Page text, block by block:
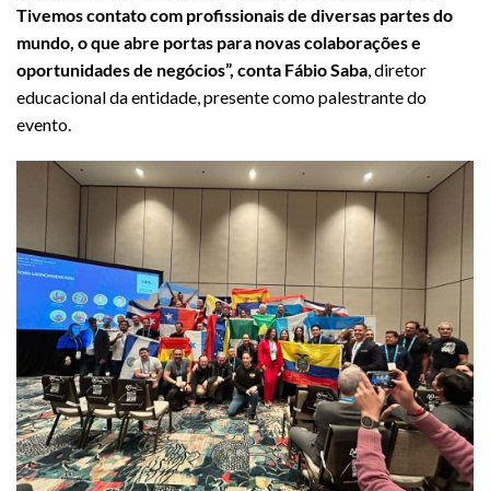
Tivemos contato com profissionais de diversas partes do
mundo, o que abre portas para novas colaborações e
oportunidades de negócios”, conta Fábio Saba, diretor
educacional da entidade, presente como palestrante do
evento.